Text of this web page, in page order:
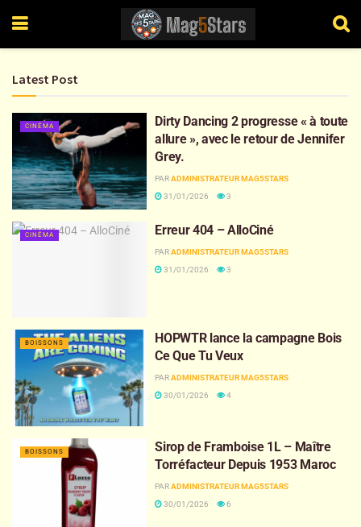
Latest Post
CINÉMA
Dirty Dancing 2 progresse « à toute
allure », avec le retour de Jennifer
Grey.
PARADMINISTRATEUR MAG5STARS
31/01/2026
3
CINÉMA Erreur 404 – AlloCiné
PARADMINISTRATEUR MAG5STARS
31/01/2026
3
BOISSONS
HOPWTR lance la campagne Bois
Ce Que Tu Veux
PARADMINISTRATEUR MAG5STARS
30/01/2026
4
BOISSONS
Sirop de Framboise 1L – Maître
Torréfacteur Depuis 1953 Maroc
PARADMINISTRATEUR MAG5STARS
30/01/2026
6